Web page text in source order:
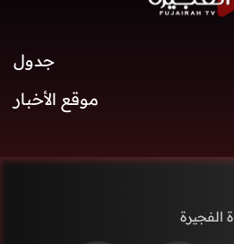
جدول
موقع الأخبار
الفجيرة